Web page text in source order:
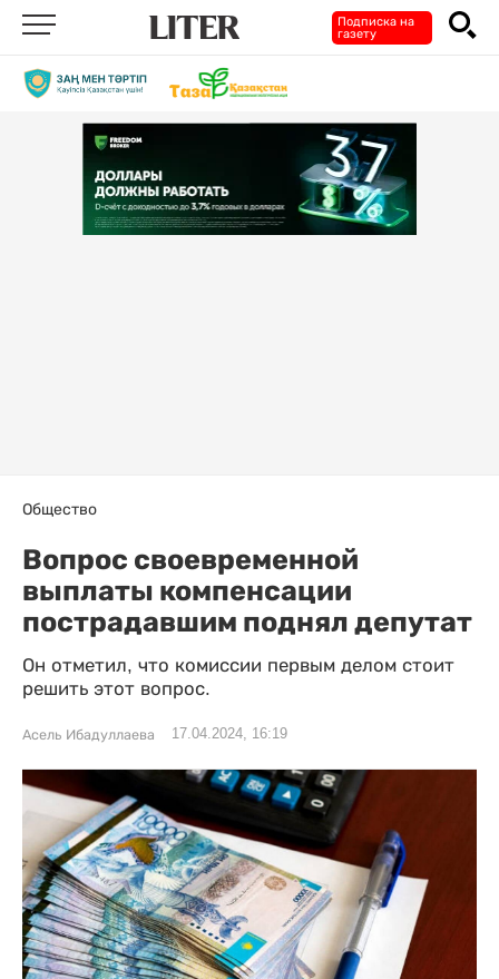
Подписка на
газету
Общество
Вопрос своевременной
выплаты компенсации
пострадавшим поднял депутат
Он отметил, что комиссии первым делом стоит
решить этот вопрос.
Асель Ибадуллаева 17.04.2024, 16:19